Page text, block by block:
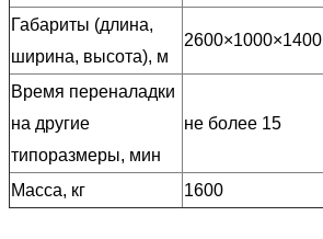
Габариты (длина,
ширина, высота), м
2600×1000×1400
Время переналадки
на другие
типоразмеры, мин
не более 15
Масса, кг 1600